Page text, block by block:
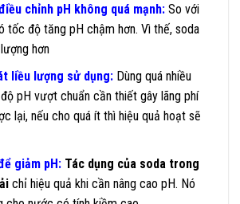
chỉnh pH không quá mạnh:So với
tốc độ tăng pH chậm hơn. Vì thế, soda
hơn
liều lượng sử dụng:Dùng quá nhiều
pH vượt chuẩn cần thiết gây lãng phí
lại, nếu cho quá ít thì hiệu quả hoạt sẽ
giảm pH:Tác dụng của soda trong
chỉ hiệu quả khi cần nâng cao pH. Nó